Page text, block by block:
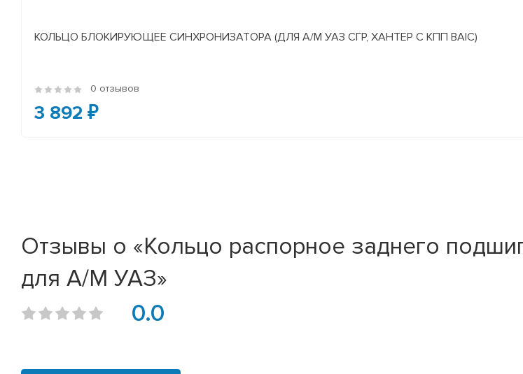
КОЛЬЦО БЛОКИРУЮЩЕЕ СИНХРОНИЗАТОРА (ДЛЯ А/М УАЗ СГР, ХАНТЕР С КПП BAIC)
0 отзывов
3 892 ₽
Отзывы о «Кольцо распорное заднего
для А/М УАЗ»
0.0